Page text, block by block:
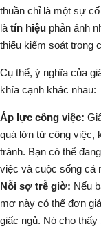
thuần chỉ là một sự
là tín hiệu phản ánh
thiếu kiểm soát trong
Cụ thể, ý nghĩa của
khía cạnh khác nhau:
Áp lực công việc:
quá lớn từ công việc,
tránh. Bạn có thể
việc và cuộc sống cá
Nỗi sợ trễ giờ: Nếu
mơ này có thể đơn
giấc ngủ. Nó cho